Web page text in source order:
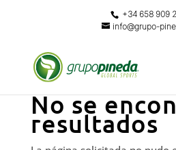
+34 658 909
info@grupo-
No se
resultados